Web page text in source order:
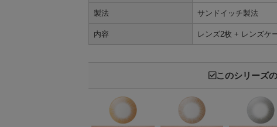
製法 サンドイッチ製法
内容 レンズ2枚 + レンズケ
このシリーズ